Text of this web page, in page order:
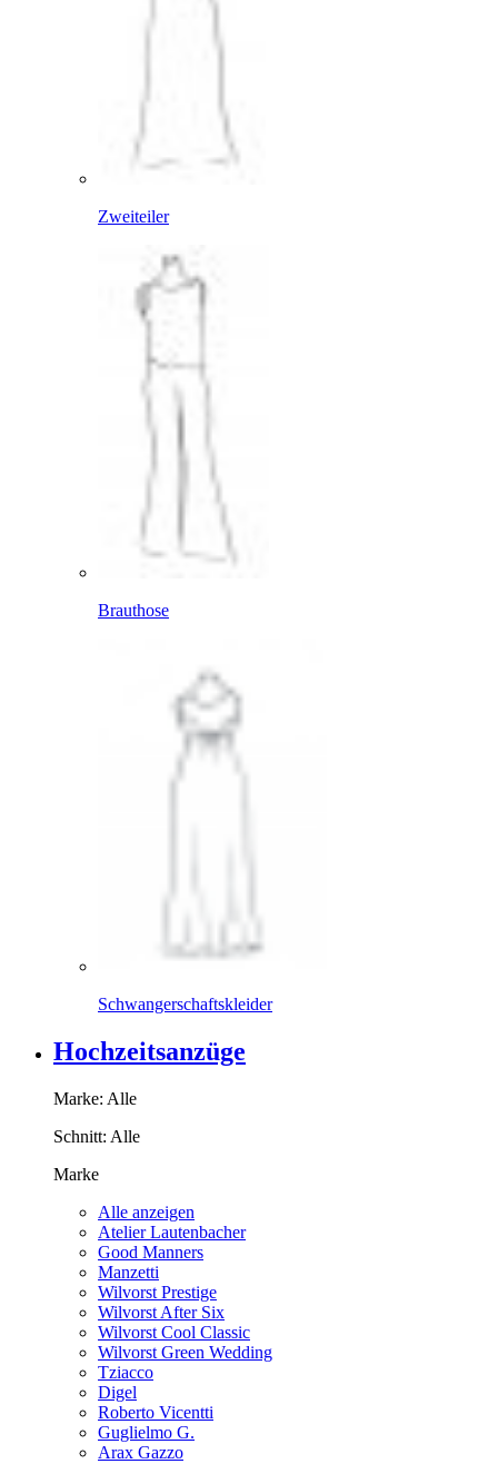
Zweiteiler
Brauthose
Schwangerschaftskleider
Hochzeitsanzüge
Marke: Alle
Schnitt: Alle
Marke
Alle anzeigen
Atelier Lautenbacher
Good Manners
Manzetti
Wilvorst Prestige
Wilvorst After Six
Wilvorst Cool Classic
Wilvorst Green Wedding
Tziacco
Digel
Roberto Vicentti
Guglielmo G.
Arax Gazzo